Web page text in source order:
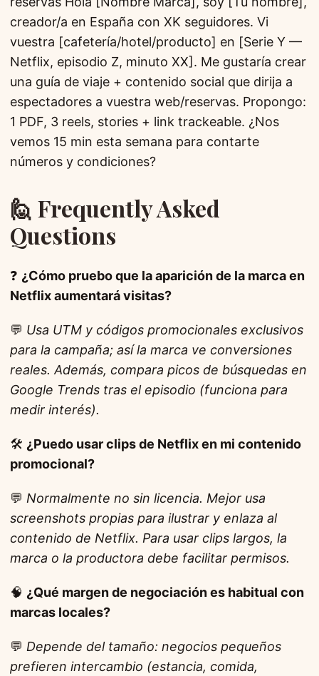
creador/a en España con XK seguidores. Vi
vuestra [cafetería/hotel/producto] en [Serie Y —
Netflix, episodio Z, minuto XX]. Me gustaría crear
una guía de viaje + contenido social que dirija a
espectadores a vuestra web/reservas. Propongo:
1 PDF, 3 reels, stories + link trackeable. ¿Nos
vemos 15 min esta semana para contarte
números y condiciones?
🙋 Frequently Asked
Questions
❓ ¿Cómo pruebo que la aparición de la marca en
Netflix aumentará visitas?
💬 Usa UTM y códigos promocionales exclusivos
para la campaña; así la marca ve conversiones
reales. Además, compara picos de búsquedas en
Google Trends tras el episodio (funciona para
medir interés).
🛠️ ¿Puedo usar clips de Netflix en mi contenido
promocional?
💬 Normalmente no sin licencia. Mejor usa
screenshots propias para ilustrar y enlaza al
contenido de Netflix. Para usar clips largos, la
marca o la productora debe facilitar permisos.
🧠 ¿Qué margen de negociación es habitual con
marcas locales?
💬 Depende del tamaño: negocios pequeños
prefieren intercambio (estancia, comida,